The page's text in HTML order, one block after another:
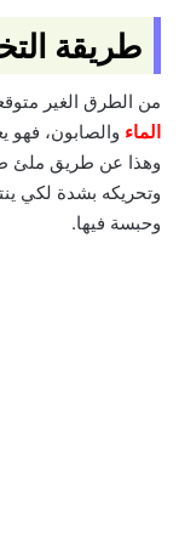
طريقة
من الطرق الغير
الماء والصابون، فهو
وهذا عن طريق ملئ
وتحريكه بشدة لكي
وحبسة فيها.